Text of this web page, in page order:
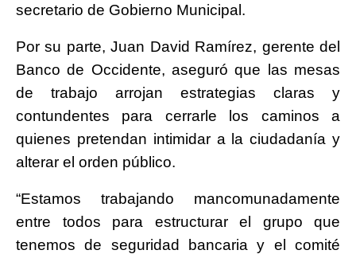
secretario de Gobierno Municipal.
Por su parte, Juan David Ramírez, gerente del
Banco de Occidente, aseguró que las mesas
de trabajo arrojan estrategias claras y
contundentes para cerrarle los caminos a
quienes pretendan intimidar a la ciudadanía y
alterar el orden público.
“Estamos trabajando mancomunadamente
entre todos para estructurar el grupo que
tenemos de seguridad bancaria y el comité